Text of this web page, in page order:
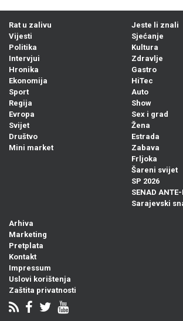
Rat u zalivu
Vijesti
Politika
Intervjui
Hronika
Ekonomija
Sport
Regija
Evropa
Svijet
Društvo
Mini market
Jeste li znali
Sjećanje
Kultura
Zdravlje
Gastro
HiTec
Auto
Show
Sex i grad
Žena
Estrada
Zabava
Frljoka
Šareni svijet
SP 2026
SENAD
Sarajevski
Arhiva
Marketing
Pretplata
Kontakt
Impressum
Uslovi korištenja
Zaštita privatnosti